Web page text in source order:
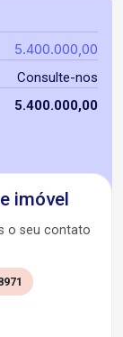
5.400.000,00
Consulte-nos
5.400.000,00
imóvel
o seu contato